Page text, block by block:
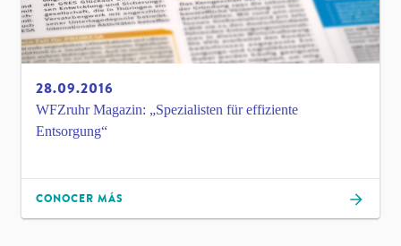
28.09.2016
WFZruhr Magazin: „Spezialisten für effiziente
Entsorgung“
CONOCER MÁS